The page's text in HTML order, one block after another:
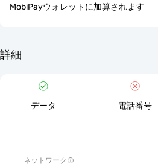
MobiPayウォレットに加算されます
詳細
データ 電話番号
ネットワーク